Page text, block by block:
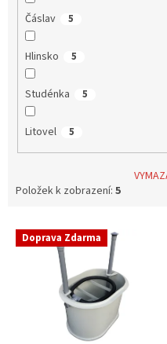
Čáslav 5
Hlinsko 5
Studénka 5
Litovel 5
Položek k zobrazení: 5
V Doprava Zdarma